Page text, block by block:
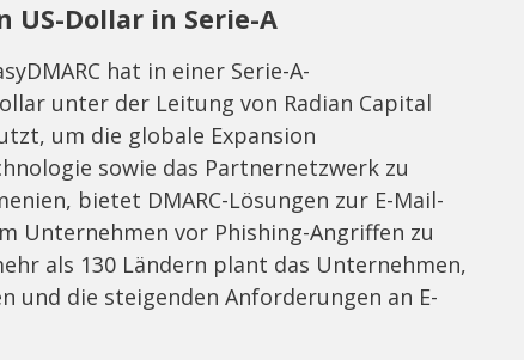
US-Dollar in Serie-A
hat in einer Serie-A-
unter der Leitung von Radian Capital
um die globale Expansion
sowie das Partnernetzwerk zu
bietet DMARC-Lösungen zur E-Mail-
Unternehmen vor Phishing-Angriffen zu
als 130 Ländern plant das Unternehmen,
und die steigenden Anforderungen an E-